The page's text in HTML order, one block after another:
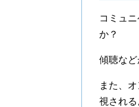
コミュ
か？
傾聴な
また、
視される